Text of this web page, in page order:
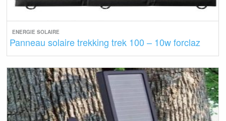
ENERGIE SOLAIRE
Panneau solaire trekking trek 100 – 10w forclaz